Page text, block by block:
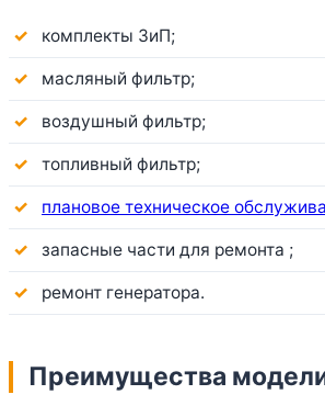
комплекты ЗиП;
масляный фильтр;
воздушный фильтр;
топливный фильтр;
плановое техническое
запасные части для ремонта ;
ремонт генератора.
Преимущества